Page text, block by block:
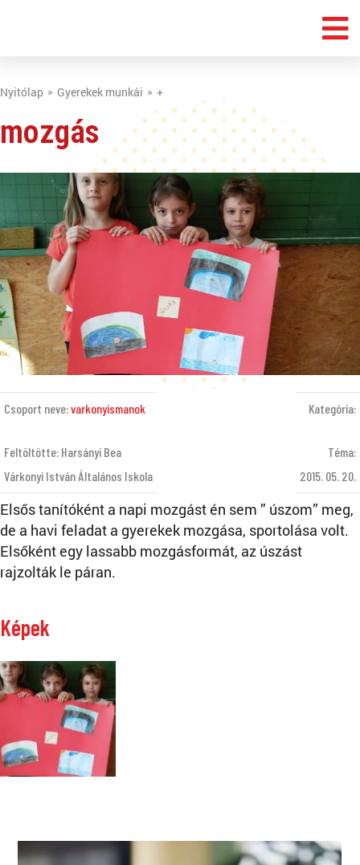
Nyitólap Gyerekek munkái +
mozgás
Csoport neve:varkonyismanok
Feltöltötte: Harsányi Bea
Várkonyi István Általános Iskola
Kategória:
Téma:
2015. 05. 20.
Elsős tanítóként a napi mozgást én sem ” úszom” meg,
de a havi feladat a gyerekek mozgása, sportolása volt.
Elsőként egy lassabb mozgásformát, az úszást
rajzolták le páran.
Képek